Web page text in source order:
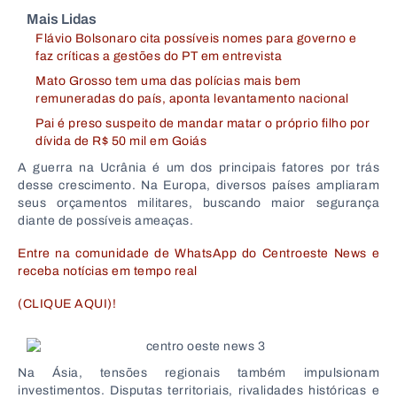
Mais Lidas
Flávio Bolsonaro cita possíveis nomes para governo e
faz críticas a gestões do PT em entrevista
Mato Grosso tem uma das polícias mais bem
remuneradas do país, aponta levantamento nacional
Pai é preso suspeito de mandar matar o próprio filho por
dívida de R$ 50 mil em Goiás
A guerra na Ucrânia é um dos principais fatores por trás
desse crescimento. Na Europa, diversos países ampliaram
seus orçamentos militares, buscando maior segurança
diante de possíveis ameaças.
Entre na comunidade de WhatsApp do Centroeste News e
receba notícias em tempo real
(CLIQUE AQUI)!
Na Ásia, tensões regionais também impulsionam
investimentos. Disputas territoriais, rivalidades históricas e